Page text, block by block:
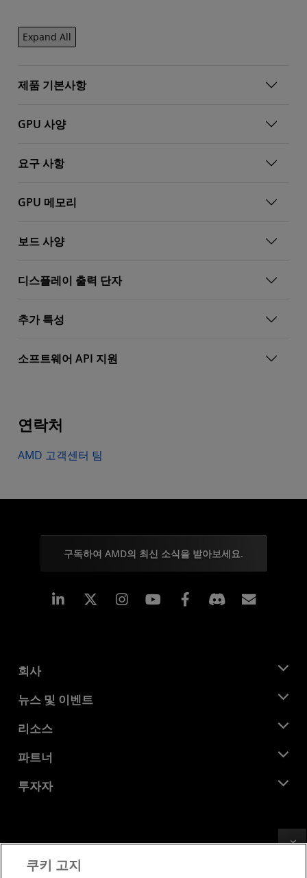
Expand All
제품 기본사항
GPU 사양
요구 사항
GPU 메모리
보드 사양
디스플레이 출력 단자
추가 특성
소프트웨어 API 지원
연락처
AMD 고객센터 팀
구독하여 AMD의 최신 소식을 받아보세요.
Linkedin Instagram Facebook
회사
AMD 소개
기업의 사회적 책임
채용
문의하기
뉴스 및 이벤트
뉴스룸
미디어 라이브러리
리소스
개발자 센트럴
사례 연구
파트너
AMD 파트너 허브
투자자
이사위원회
거버넌스 문서
쿠키 고지